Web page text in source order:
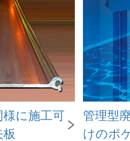
に施工可
管理型
けのポ